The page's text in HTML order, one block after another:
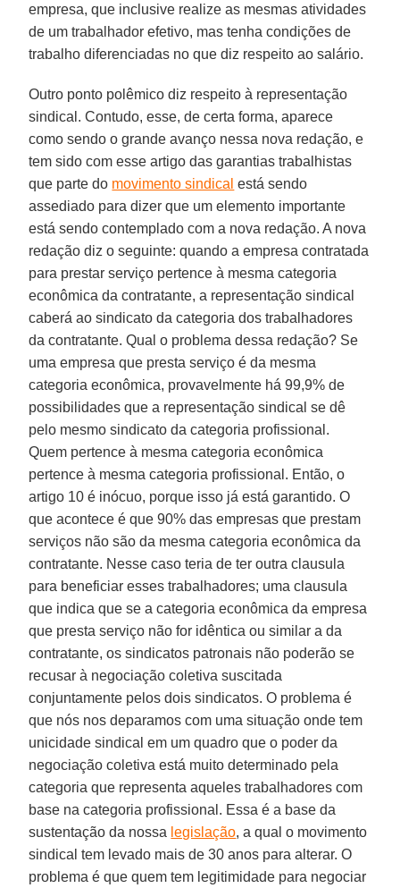
empresa, que inclusive realize as mesmas atividades
de um trabalhador efetivo, mas tenha condições de
trabalho diferenciadas no que diz respeito ao salário.
Outro ponto polêmico diz respeito à representação
sindical. Contudo, esse, de certa forma, aparece
como sendo o grande avanço nessa nova redação, e
tem sido com esse artigo das garantias trabalhistas
que parte do movimento sindical está sendo
assediado para dizer que um elemento importante
está sendo contemplado com a nova redação. A nova
redação diz o seguinte: quando a empresa contratada
para prestar serviço pertence à mesma categoria
econômica da contratante, a representação sindical
caberá ao sindicato da categoria dos trabalhadores
da contratante. Qual o problema dessa redação? Se
uma empresa que presta serviço é da mesma
categoria econômica, provavelmente há 99,9% de
possibilidades que a representação sindical se dê
pelo mesmo sindicato da categoria profissional.
Quem pertence à mesma categoria econômica
pertence à mesma categoria profissional. Então, o
artigo 10 é inócuo, porque isso já está garantido. O
que acontece é que 90% das empresas que prestam
serviços não são da mesma categoria econômica da
contratante. Nesse caso teria de ter outra clausula
para beneficiar esses trabalhadores; uma clausula
que indica que se a categoria econômica da empresa
que presta serviço não for idêntica ou similar a da
contratante, os sindicatos patronais não poderão se
recusar à negociação coletiva suscitada
conjuntamente pelos dois sindicatos. O problema é
que nós nos deparamos com uma situação onde tem
unicidade sindical em um quadro que o poder da
negociação coletiva está muito determinado pela
categoria que representa aqueles trabalhadores com
base na categoria profissional. Essa é a base da
sustentação da nossa legislação, a qual o movimento
sindical tem levado mais de 30 anos para alterar. O
problema é que quem tem legitimidade para negociar